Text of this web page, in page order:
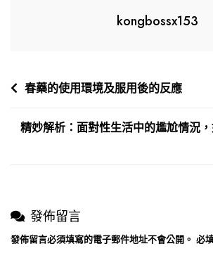
的
您
升
kongbossx153
文
導
春藥的使用環境及服用後的反應
精妙解析：面對性生活中的尷尬情況
發佈留言
發佈留言必須填寫的電子郵件地址不會公開。 必